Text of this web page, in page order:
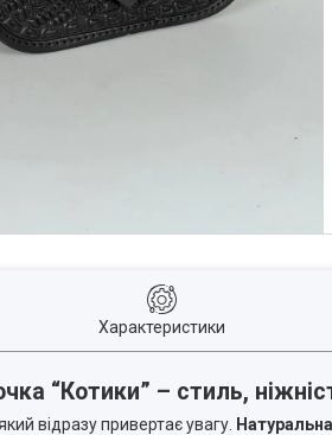
Характеристики
“Котики” – стиль,
відразу привертає увагу.